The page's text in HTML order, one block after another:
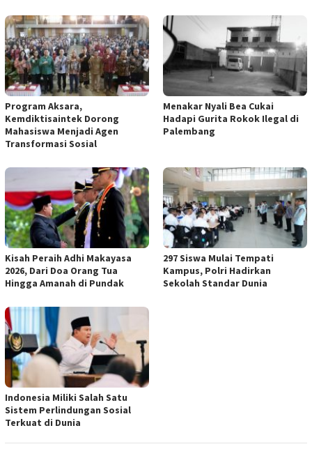
Program Aksara,
Kemdiktisaintek Dorong
Mahasiswa Menjadi Agen
Transformasi Sosial
Menakar Nyali Bea Cukai
Hadapi Gurita Rokok Ilegal di
Palembang
Kisah Peraih Adhi Makayasa
2026, Dari Doa Orang Tua
Hingga Amanah di Pundak
297 Siswa Mulai Tempati
Kampus, Polri Hadirkan
Sekolah Standar Dunia
Indonesia Miliki Salah Satu
Sistem Perlindungan Sosial
Terkuat di Dunia